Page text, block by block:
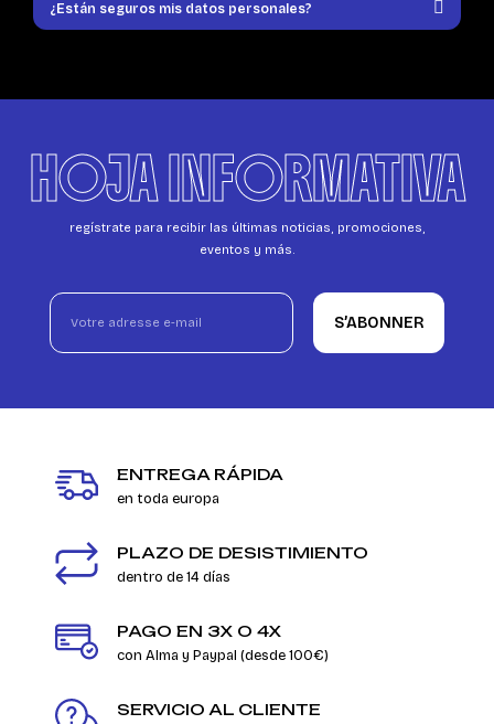
¿Están seguros mis datos personales?
HOJA INFORMATIVA
regístrate para recibir las últimas noticias, promociones,
eventos y más.
S’ABONNER
ENTREGA RÁPIDA
en toda europa
PLAZO DE DESISTIMIENTO
dentro de 14 días
PAGO EN 3X O 4X
con Alma y Paypal (desde 100€)
SERVICIO AL CLIENTE